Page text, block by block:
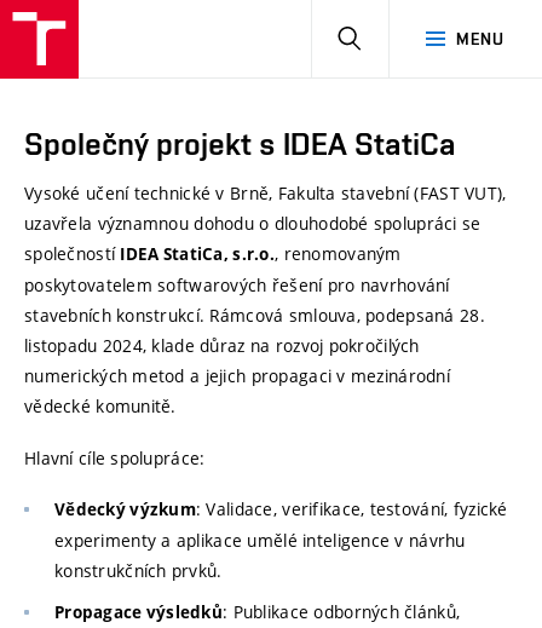
MENU
Společný projekt s IDEA StatiCa
Vysoké učení technické v Brně, Fakulta stavební (FAST VUT),
uzavřela významnou dohodu o dlouhodobé spolupráci se
společností IDEA StatiCa, s.r.o., renomovaným
poskytovatelem softwarových řešení pro navrhování
stavebních konstrukcí. Rámcová smlouva, podepsaná 28.
listopadu 2024, klade důraz na rozvoj pokročilých
numerických metod a jejich propagaci v mezinárodní
vědecké komunitě.
Hlavní cíle spolupráce:
Vědecký výzkum: Validace, verifikace, testování, fyzické
experimenty a aplikace umělé inteligence v návrhu
konstrukčních prvků.
Propagace výsledků: Publikace odborných článků,